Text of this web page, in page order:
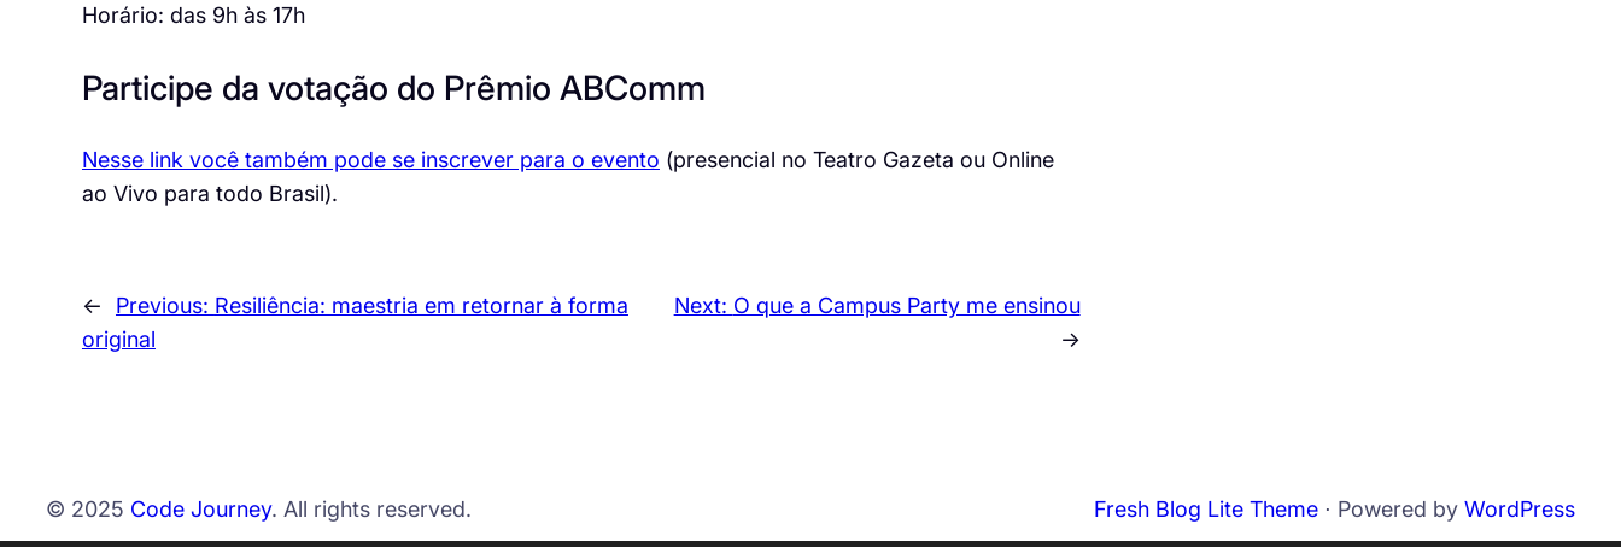
Horário: das 9h às 17h
Participe da votação do Prêmio ABComm
Nesse link você também pode se inscrever para o evento (presencial no Teatro Gazeta ou Online
ao Vivo para todo Brasil).
← Previous: Resiliência: maestria em retornar à forma
original
Next: O que a Campus Party me ensinou
→
© 2025 Code Journey. All rights reserved. Fresh Blog Lite Theme ⋅ Powered byWordPress